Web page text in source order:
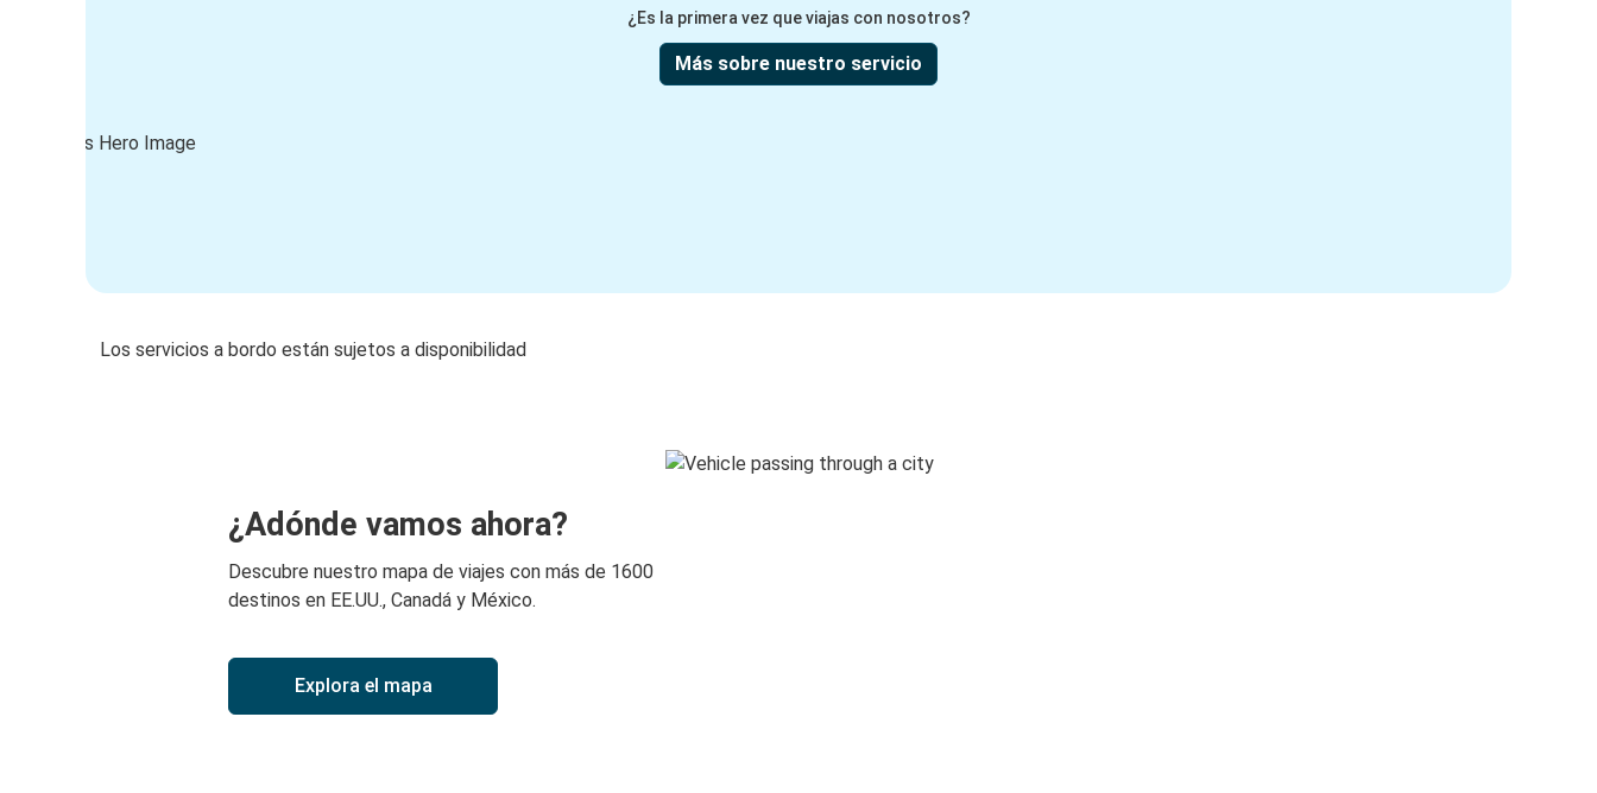
¿Es la primera vez que viajas con nosotros?
Más sobre nuestro servicio
Los servicios a bordo están sujetos a disponibilidad
¿Adónde vamos ahora?
Descubre nuestro mapa de viajes con más de 1600
destinos en EE.UU., Canadá y México.
Explora el mapa